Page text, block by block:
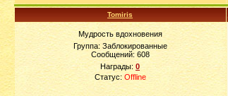
Tomiris
Мудрость вдохновения
Группа: Заблокированные
Сообщений: 608
Награды: 0
Статус: Offline